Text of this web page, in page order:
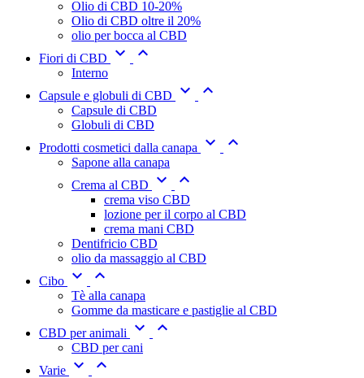
Olio di CBD 10-20%
Olio di CBD oltre il 20%
olio per bocca al CBD
Fiori di CBD
 
Interno
Capsule e globuli di CBD
 
Capsule di CBD
Globuli di CBD
Prodotti cosmetici dalla canapa
 
Sapone alla canapa
Crema al CBD
 
crema viso CBD
lozione per il corpo al CBD
crema mani CBD
Dentifricio CBD
olio da massaggio al CBD
Cibo  
Tè alla canapa
Gomme da masticare e pastiglie al CBD
CBD per animali
 
CBD per cani
Varie  